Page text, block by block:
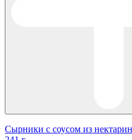
Сырники с соусом из